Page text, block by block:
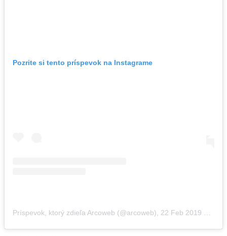
Pozrite si tento príspevok na Instagrame
Príspevok, ktorý zdieľa Arcoweb (@arcoweb) 22 Feb 2019 o 12:16 PST